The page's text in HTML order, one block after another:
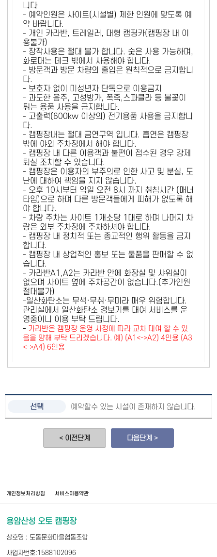
니다
- 예약인원은 사이트(시설별) 제한 인원에 맞도록 예
약 바랍니다.
- 개인 카라반, 트레일러, 대형 캠핑카(캠핑장 내 이
용불가)
- 장작사용은 절대 불가 합니다. 숯은 사용 가능하며,
화로대는 데크 밖에서 사용해야 합니다.
- 방문객과 방문 차량의 출입은 원칙적으로 금지합니
다.
- 보호자 없이 미성년자 단독으로 이용금지
- 과도한 음주, 고성방가, 폭죽,스파클라 등 불꽃이
튀는 용품 사용을 금지합니다.
- 고출력(600kw 이상의) 전기용품 사용을 금지합니
다.
- 캠핑장내는 절대 금연구역 입니다. 흡연은 캠핑장
밖에 야외 주차장에서 해야 합니다.
- 캠핑장 내 다른 이용객과 불편이 접수된 경우 강제
퇴실 조치할 수 있습니다.
- 캠핑장은 이용자의 부주의로 인한 사고 및 분실, 도
난에 대하여 책임을 지지 않습니다.
- 오후 10시부터 익일 오전 8시 까지 취침시간 (매너
타임)으로 하며 다른 방문객들에게 피해가 없도록 해
야 합니다.
- 차량 주차는 사이트 1개소당 1대로 하며 나머지 차
량은 외부 주차장에 주차하셔야 합니다.
- 캠핑장 내 정치적 또는 종교적인 행위 활동을 금지
합니다.
- 캠핑장 내 상업적인 홍보 또는 물품을 판매할 수 없
습니다.
- 카라반A1,A2는 카라반 안에 화장실 및 샤워실이
없으며 사이트 옆에 주차공간이 없습니다.(추가인원
절대불가)
-일산화탄소는 무색·무취·무미라 매우 위험합니다.
관리실에서 일산화탄소 경보기를 대여 서비스를 운
영중이니 이용 부탁 드립니다.
- 카라반은 캠핑장 운영 사정에 따라 교차 대여 할 수 있
음을 양해 부탁 드리겠습니다. 예) (A1<->A2) 4인용 (A3
<->A4) 6인용
예약할수 있는 시설이 존재하지 않습니다.
< 이전단계 다음단계 >
개인정보처리방침 서비스이용약관
용암산성 오토 캠핑장
상호명 : 도동문화마을협동조합
사업자번호:1588102096